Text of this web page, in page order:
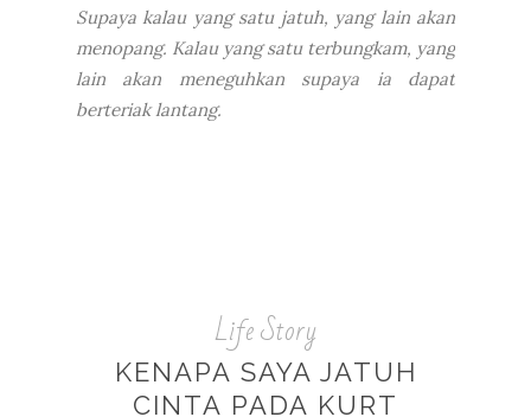
Supaya kalau yang satu jatuh, yang lain akan
menopang. Kalau yang satu terbungkam, yang
lain akan meneguhkan supaya ia dapat
berteriak lantang.
Life Story
KENAPA SAYA JATUH
CINTA PADA KURT